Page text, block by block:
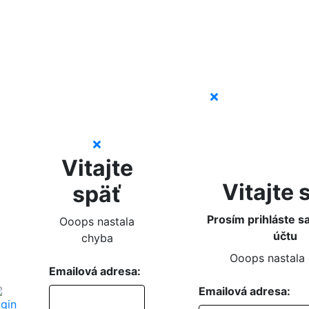
Vitajte
späť
Ooops nastala
chyba
Emailová adresa:
Vitajte
Prosím prihláste
účtu
Ooops nastala
Emailová adresa: